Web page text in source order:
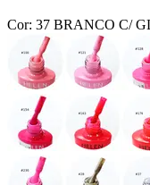
Cor: 37 BRANCO C/